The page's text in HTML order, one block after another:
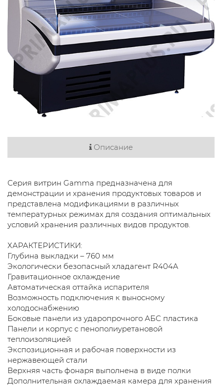
Описание
Серия витрин Gamma предназначена для
демонстрации и хранения продуктовых товаров и
представлена модификациями в различных
температурных режимах для создания оптимальных
условий хранения различных видов продуктов.
ХАРАКТЕРИСТИКИ:
Глубина выкладки – 760 мм
Экологически безопасный хладагент R404A
Гравитационное охлаждение
Автоматическая оттайка испарителя
Возможность подключения к выносному
холодоснабжению
Боковые панели из ударопрочного АБС пластика
Панели и корпус с пенополиуретановой
теплоизоляцией
Экспозиционная и рабочая поверхности из
нержавеющей стали
Верхняя часть фонаря выполнена в виде полки
Дополнительная охлаждаемая камера для хранения